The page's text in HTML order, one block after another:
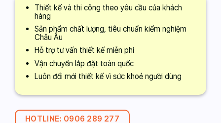
Thiết kế và thi công theo yêu cầu của khách
hàng
Sản phẩm chất lượng, tiêu chuẩn kiểm nghiệm
Châu Âu
Hỗ trợ tư vấn thiết kế miễn phí
Vận chuyển lắp đặt toàn quốc
Luôn đổi mới thiết kế vì sức khoẻ người dùng
HOTLINE: 0906 289 277